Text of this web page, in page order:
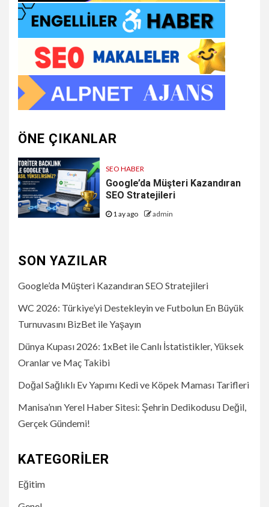
ÖNE ÇIKANLAR
SEO HABER
Google’da Müşteri Kazandıran
SEO Stratejileri
1 ay ago admin
SON YAZILAR
Google’da Müşteri Kazandıran SEO Stratejileri
WC 2026: Türkiye’yi Destekleyin ve Futbolun En Büyük
Turnuvasını BizBet ile Yaşayın
Dünya Kupası 2026: 1xBet ile Canlı İstatistikler, Yüksek
Oranlar ve Maç Takibi
Doğal Sağlıklı Ev Yapımı Kedi ve Köpek Maması Tarifleri
Manisa’nın Yerel Haber Sitesi: Şehrin Dedikodusu Değil,
Gerçek Gündemi!
KATEGORILER
Eğitim